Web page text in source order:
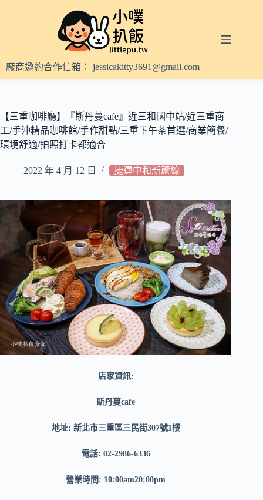
內
容
廠商邀約合作信箱： jessicakitty3691@gmail.com
【三重咖啡廳】『斯丹蔓cafe』近三和國中站/近三重商
工/手沖精品咖啡館/手作甜點/三重下午茶首選/商業簡餐/
環境舒適/拍照打卡都適合
2022 年 4 月 12 日 捷運中和新蘆線
店家資訊:
斯丹蔓cafe
地址: 新北市三重區三民街307號1樓
電話: 02-2986-6336
營業時間: 10:00am20:00pm